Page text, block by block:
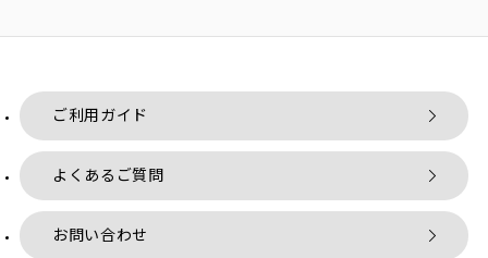
ご利用ガイド
よくあるご質問
お問い合わせ